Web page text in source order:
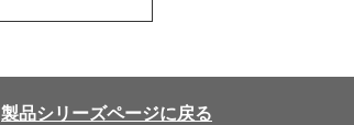
製品シリーズページに戻る